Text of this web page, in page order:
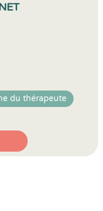
du thérapeute